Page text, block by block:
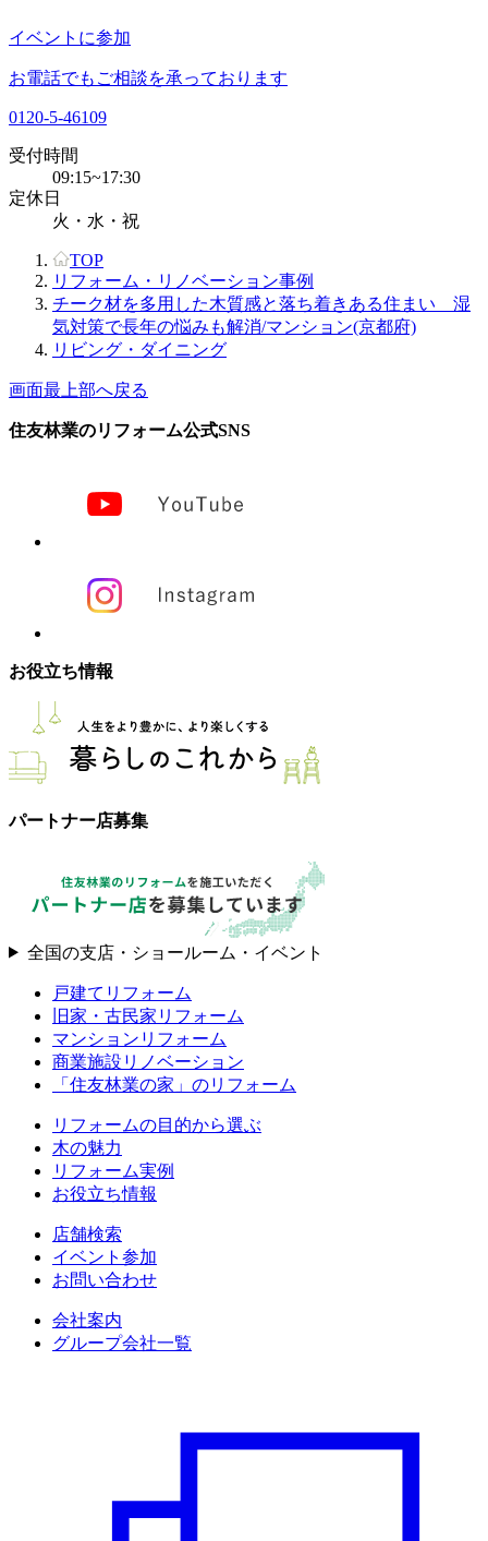
イベントに参加
お電話でもご相談を承っております
0120-5-46109
受付時間
09:15~17:30
定休日
火・水・祝
TOP
リフォーム・リノベーション事例
チーク材を多用した木質感と落ち着きある住まい 湿
気対策で長年の悩みも解消/マンション(京都府)
リビング・ダイニング
画面最上部へ戻る
住友林業のリフォーム公式SNS
お役立ち情報
パートナー店募集
全国の支店・ショールーム・イベント
戸建てリフォーム
旧家・古民家リフォーム
マンションリフォーム
商業施設リノベーション
「住友林業の家」のリフォーム
リフォームの目的から選ぶ
木の魅力
リフォーム実例
お役立ち情報
店舗検索
イベント参加
お問い合わせ
会社案内
グループ会社一覧